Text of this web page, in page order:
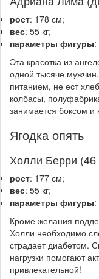
рост: 178 см;
вес: 55 кг;
параметры фигуры:
Эта красотка из
одной тысяче
питанием, не ест
колбасы,
занимается боксом и
Ягодка опять
Холли Берри (46
рост: 177 см;
вес: 55 кг;
параметры фигуры:
Кроме желания
Холли необходимо
страдает диабетом.
нагрузки помогают
привлекательной!